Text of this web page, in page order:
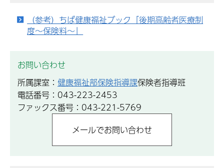
（参考）ちば健康福祉ブック「後期高齢者医療制
度～保険料～」
お問い合わせ
所属課室： 健康福祉部保険指導課保険者指導班
電話番号：043-223-2453
ファックス番号：043-221-5769